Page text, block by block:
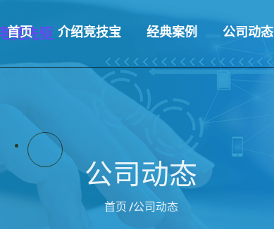
首页 介绍竞技宝 经典案例 公司动态
公司动态
首页 /公司动态